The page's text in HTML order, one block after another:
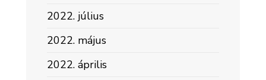
2022. július
2022. május
2022. április